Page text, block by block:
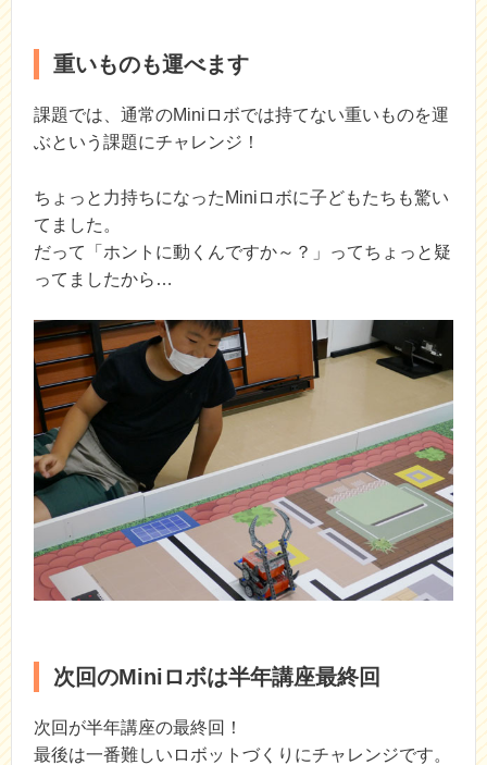
重いものも運べます
課題では、通常のMiniロボでは持てない重いものを運
ぶという課題にチャレンジ！
ちょっと力持ちになったMiniロボに子どもたちも驚い
てました。
だって「ホントに動くんですか～？」ってちょっと疑
ってましたから…
次回のMiniロボは半年講座最終回
次回が半年講座の最終回！
最後は一番難しいロボットづくりにチャレンジです。